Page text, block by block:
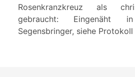
Rosenkranzkreuz als
gebraucht: Eingenäht
Segensbringer, siehe Protokoll